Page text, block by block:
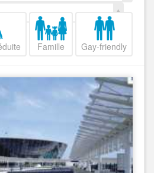
Famille Gay-friendly